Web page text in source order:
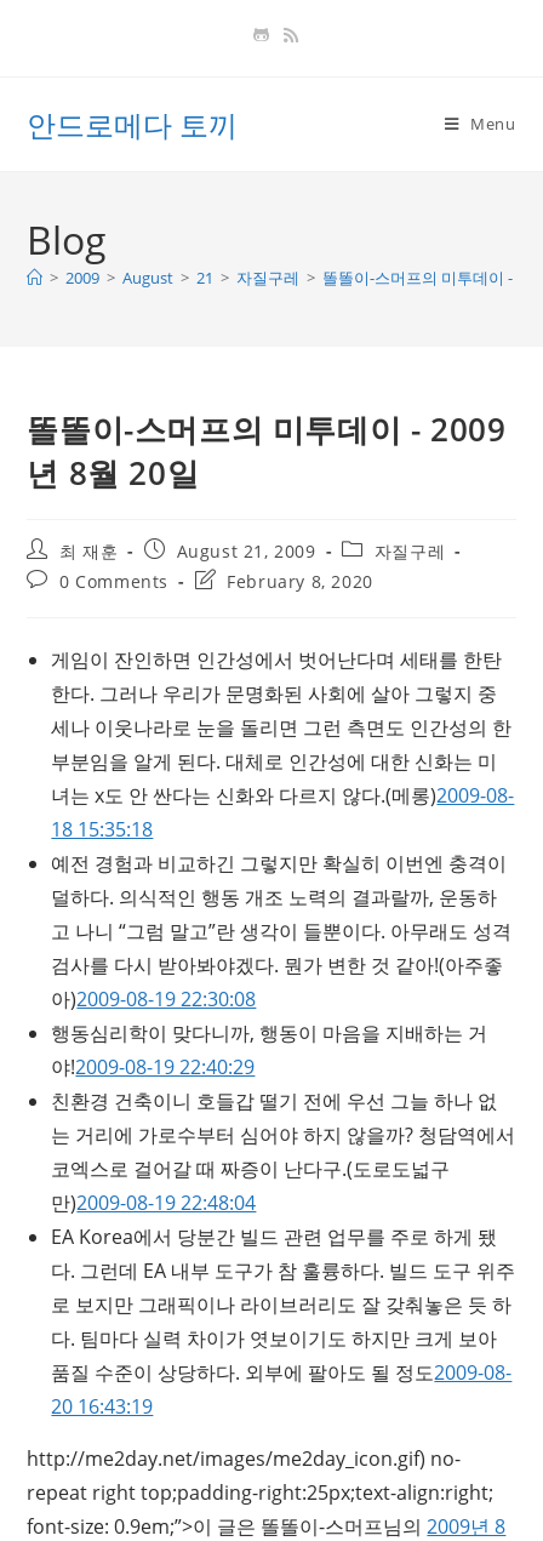
안드로메다 토끼 Menu
Blog
> 2009 > August > 21 > 자질구레 > 똘똘이-스머프의 미투데이 -
똘똘이-스머프의 미투데이 - 2009
년 8월 20일
Post
author:
최 재훈
Post
published:
August 21, 2009
Post
category:
자질구레
Post0 Comments
PostFebruary 8, 2020
게임이 잔인하면 인간성에서 벗어난다며 세태를 한탄
한다. 그러나 우리가 문명화된 사회에 살아 그렇지 중
세나 이웃나라로 눈을 돌리면 그런 측면도 인간성의 한
부분임을 알게 된다. 대체로 인간성에 대한 신화는 미
녀는 x도 안 싼다는 신화와 다르지 않다.(메롱)2009-08-
18 15:35:18
예전 경험과 비교하긴 그렇지만 확실히 이번엔 충격이
덜하다. 의식적인 행동 개조 노력의 결과랄까, 운동하
고 나니 “그럼 말고”란 생각이 들뿐이다. 아무래도 성격
검사를 다시 받아봐야겠다. 뭔가 변한 것 같아!(아주좋
아)2009-08-19 22:30:08
행동심리학이 맞다니까, 행동이 마음을 지배하는 거
야!2009-08-19 22:40:29
친환경 건축이니 호들갑 떨기 전에 우선 그늘 하나 없
는 거리에 가로수부터 심어야 하지 않을까? 청담역에서
코엑스로 걸어갈 때 짜증이 난다구.(도로도넓구
만)2009-08-19 22:48:04
EA Korea에서 당분간 빌드 관련 업무를 주로 하게 됐
다. 그런데 EA 내부 도구가 참 훌륭하다. 빌드 도구 위주
로 보지만 그래픽이나 라이브러리도 잘 갖춰놓은 듯 하
다. 팀마다 실력 차이가 엿보이기도 하지만 크게 보아
품질 수준이 상당하다. 외부에 팔아도 될 정도2009-08-
20 16:43:19
http://me2day.net/images/me2day_icon.gif) no-
repeat right top;padding-right:25px;text-align:right;
font-size: 0.9em;”>이 글은 똘똘이-스머프님의2009년 8